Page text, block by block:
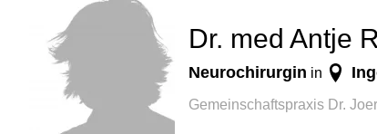
Dr. med Antje
Neurochirurgin in
Gemeinschaftspraxis Dr.